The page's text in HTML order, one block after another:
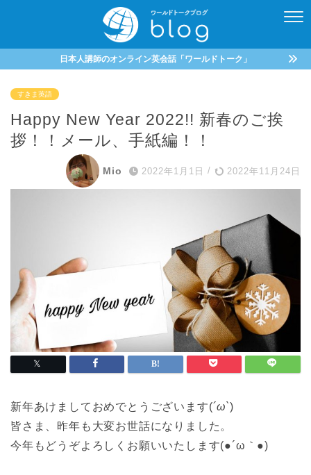
日本人講師のオンライン英会話「ワールドトーク」
すきま英語
Happy New Year 2022!! 新春のご挨
拶！！メール、手紙編！！
Mio 2022年1月1日 / 2022年11月24日
新年あけましておめでとうございます(´ω`)
皆さま、昨年も大変お世話になりました。
今年もどうぞよろしくお願いいたします(●´ω｀●)